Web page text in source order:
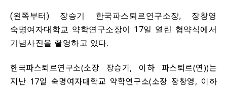
(왼쪽부터) 장승기 한국파스퇴르연구소장, 장창영
숙명여자대학교 약학연구소장이 17일 열린 협약식에서
기념사진을 촬영하고 있다.
한국파스퇴르연구소(소장 장승기, 이하 파스퇴르(연))는
지난 17일 숙명여자대학교 약학연구소(소장 장창영, 이하